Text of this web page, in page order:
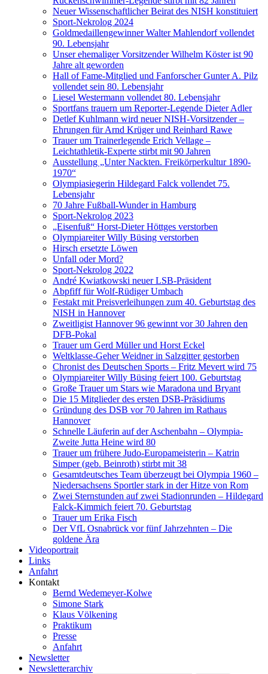
Neuer Wissenschaftlicher Beirat des NISH konstituiert
Sport-Nekrolog 2024
Goldmedaillengewinner Walter Mahlendorf vollendet
90. Lebensjahr
Unser ehemaliger Vorsitzender Wilhelm Köster ist 90
Jahre alt geworden
Hall of Fame-Mitglied und Fanforscher Gunter A. Pilz
vollendet sein 80. Lebensjahr
Liesel Westermann vollendet 80. Lebensjahr
Sportfans trauern um Reporter-Legende Dieter Adler
Detlef Kuhlmann wird neuer NISH-Vorsitzender –
Ehrungen für Arnd Krüger und Reinhard Rawe
Trauer um Trainerlegende Erich Vellage –
Leichtathletik-Experte stirbt mit 90 Jahren
Ausstellung „Unter Nackten. Freikörperkultur 1890-
1970“
Olympiasiegerin Hildegard Falck vollendet 75.
Lebensjahr
70 Jahre Fußball-Wunder in Hamburg
Sport-Nekrolog 2023
„Eisenfuß“ Horst-Dieter Höttges verstorben
Olympiareiter Willy Büsing verstorben
Hirsch ersetzte Löwen
Unfall oder Mord?
Sport-Nekrolog 2022
André Kwiatkowski neuer LSB-Präsident
Abpfiff für Wolf-Rüdiger Umbach
Festakt mit Preisverleihungen zum 40. Geburtstag des
NISH in Hannover
Zweitligist Hannover 96 gewinnt vor 30 Jahren den
DFB-Pokal
Trauer um Gerd Müller und Horst Eckel
Weltklasse-Geher Weidner in Salzgitter gestorben
Chronist des Deutschen Sports – Fritz Mevert wird 75
Olympiareiter Willy Büsing feiert 100. Geburtstag
Große Trauer um Stars wie Maradona und Bryant
Die 15 Mitglieder des ersten DSB-Präsidiums
Gründung des DSB vor 70 Jahren im Rathaus
Hannover
Schnelle Läuferin auf der Aschenbahn – Olympia-
Zweite Jutta Heine wird 80
Trauer um frühere Judo-Europameisterin – Katrin
Simper (geb. Beinroth) stirbt mit 38
Gesamtdeutsches Team überzeugt bei Olympia 1960 –
Niedersachsens Sportler stark in der Hitze von Rom
Zwei Sternstunden auf zwei Stadionrunden – Hildegard
Falck-Kimmich feiert 70. Geburtstag
Trauer um Erika Fisch
Der VfL Osnabrück vor fünf Jahrzehnten – Die
goldene Ära
Videoportrait
Links
Anfahrt
Kontakt
Bernd Wedemeyer-Kolwe
Simone Stark
Klaus Völkening
Praktikum
Presse
Anfahrt
Newsletter
Newsletterarchiv